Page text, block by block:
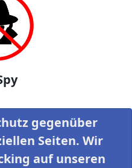
gegenüber
Seiten. Wir
auf unseren